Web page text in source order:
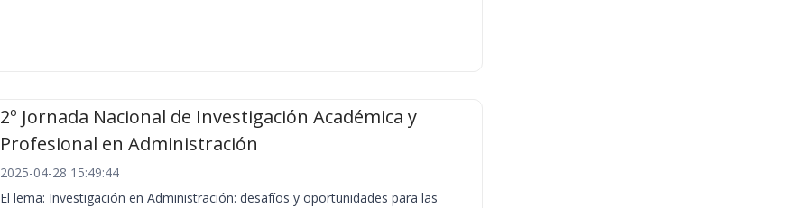
2º Jornada Nacional de Investigación Académica y
Profesional en Administración
2025-04-28 15:49:44
El lema: Investigación en Administración: desafíos y oportunidades para las